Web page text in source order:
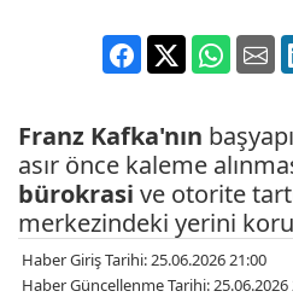
Franz Kafka'nın
asır önce kaleme
bürokrasi ve otorite
merkezindeki yerini
Haber Giriş Tarihi: 25.06.2026 21:00
Haber Güncellenme Tarihi: 25.06.2026